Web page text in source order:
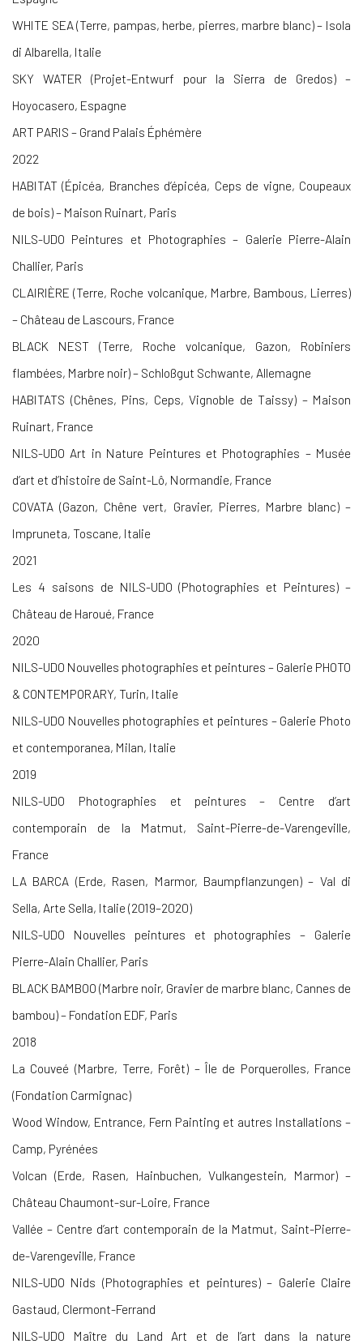
WHITE SEA (Terre, pampas, herbe, pierres, marbre blanc) – Isola
di Albarella, Italie
SKY WATER (Projet-Entwurf pour la Sierra de Gredos) –
Hoyocasero, Espagne
ART PARIS – Grand Palais Éphémère
2022
HABITAT (Épicéa, Branches d’épicéa, Ceps de vigne, Coupeaux
de bois) – Maison Ruinart, Paris
NILS-UDO Peintures et Photographies – Galerie Pierre-Alain
Challier, Paris
CLAIRIÈRE (Terre, Roche volcanique, Marbre, Bambous, Lierres)
– Château de Lascours, France
BLACK NEST (Terre, Roche volcanique, Gazon, Robiniers
flambées, Marbre noir) – Schloßgut Schwante, Allemagne
HABITATS (Chênes, Pins, Ceps, Vignoble de Taissy) – Maison
Ruinart, France
NILS-UDO Art in Nature Peintures et Photographies – Musée
d’art et d’histoire de Saint-Lô, Normandie, France
COVATA (Gazon, Chêne vert, Gravier, Pierres, Marbre blanc) –
Impruneta, Toscane, Italie
2021
Les 4 saisons de NILS-UDO (Photographies et Peintures) –
Château de Haroué, France
2020
NILS-UDO Nouvelles photographies et peintures – Galerie PHOTO
& CONTEMPORARY, Turin, Italie
NILS-UDO Nouvelles photographies et peintures – Galerie Photo
et contemporanea, Milan, Italie
2019
NILS-UDO Photographies et peintures – Centre d’art
contemporain de la Matmut, Saint-Pierre-de-Varengeville,
France
LA BARCA (Erde, Rasen, Marmor, Baumpflanzungen) – Val di
Sella, Arte Sella, Italie (2019–2020)
NILS-UDO Nouvelles peintures et photographies – Galerie
Pierre-Alain Challier, Paris
BLACK BAMBOO (Marbre noir, Gravier de marbre blanc, Cannes de
bambou) – Fondation EDF, Paris
2018
La Couveé (Marbre, Terre, Forêt) – Île de Porquerolles, France
(Fondation Carmignac)
Wood Window, Entrance, Fern Painting et autres Installations –
Camp, Pyrénées
Volcan (Erde, Rasen, Hainbuchen, Vulkangestein, Marmor) –
Château Chaumont-sur-Loire, France
Vallée – Centre d’art contemporain de la Matmut, Saint-Pierre-
de-Varengeville, France
NILS-UDO Nids (Photographies et peintures) – Galerie Claire
Gastaud, Clermont-Ferrand
NILS-UDO Maître du Land Art et de l’art dans la nature